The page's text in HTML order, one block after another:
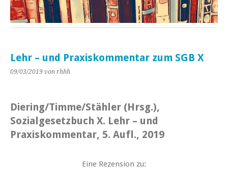
Lehr – und Praxiskommentar zum SGB X
09/03/2019 von rhhh
Diering/Timme/Stähler (Hrsg.),
Sozialgesetzbuch X. Lehr – und
Praxiskommentar, 5. Aufl., 2019
Eine Rezension zu: